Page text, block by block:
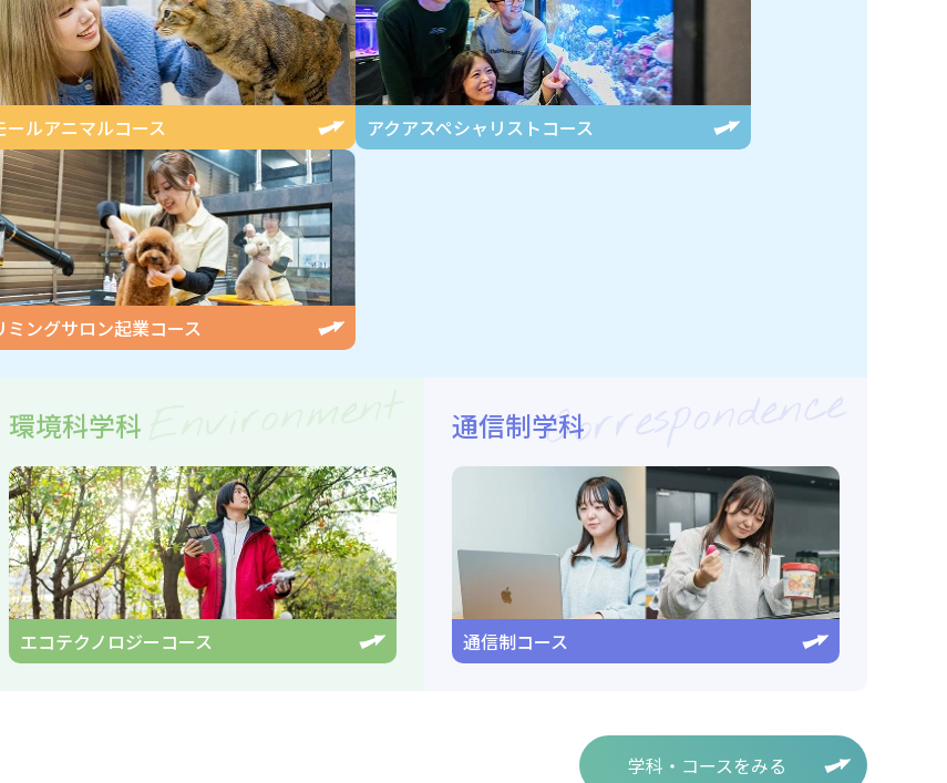
ールアニマルコース アクアスペシャリストコース
ミングサロン起業コース
環境科学科
エコテクノロジーコース
通信制学科Correspondence
通信制コース
学科・コースをみる